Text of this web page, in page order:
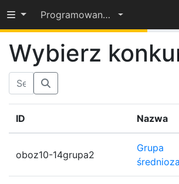
Przełącz widoczność menu
Programowanie-OD-PODSTAW-2022-23
56%
Wybierz
ID Nazwa
oboz10-14grupa2
Grupa